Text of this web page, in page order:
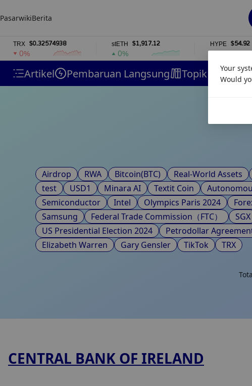
PasarwikiBerita
$0.32574938
0%
stETH $1,917.12
0%
HYPE $54.92
0%
Artikel Pembaruan Langsung Topik Hot
Airdrop RWA Bitcoin(BTC) Real-World Assets
test
USD1 Minara AI Textit Coin
Semiconductor
Intel Olympics Paris 2024
Samsung
Federal Trade Commission（FTC） SGX
US Presidential Election 2024
Petrodollar
Elizabeth Warren
Gary Gensler TikTok TRX
CENTRAL BANK OF IRELAND
Your
Would